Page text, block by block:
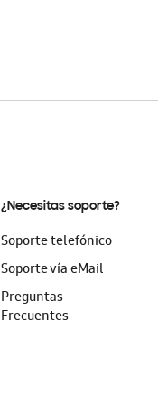
¿Necesitas soporte?
Soporte telefónico
Soporte vía eMail
Preguntas
Frecuentes